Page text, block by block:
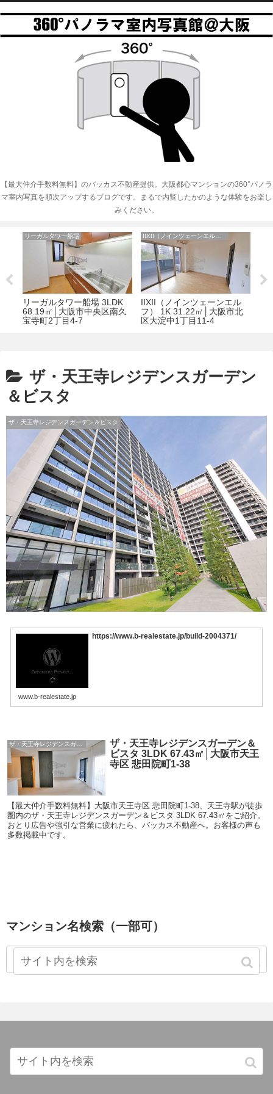
【最大仲介手数料無料】のバッカス不動産提供。大阪都心マンションの360°パノラ
マ室内写真を順次アップするブログです。まるで内覧したかのような体験をお楽し
みください。
リーガルタワー船場
リーガルタワー船場 3LDK
68.19㎡│大阪市中央区南久
宝寺町2丁目4-7
IIXII（ノインツェーンエルフ）
IIXII（ノインツェーンエル
フ） 1K 31.22㎡│大阪市北
区大淀中1丁目11-4
ザ・天王寺レジデンスガーデン
＆ビスタ
ザ・天王寺レジデンスガーデン＆ビスタ
https://www.b-realestate.jp/build-2004371/
www.b-realestate.jp
ザ・天王寺レジデンスガーデン＆
ビスタ 3LDK 67.43㎡│大阪市天王
寺区 悲田院町1-38
【最大仲介手数料無料】大阪市天王寺区 悲田院町1-38、天王寺駅が徒歩
圏内のザ・天王寺レジデンスガーデン＆ビスタ 3LDK 67.43㎡をご紹介。
おとり広告や強引な営業に疲れたら、バッカス不動産へ。お客様の声も
多数掲載中です。
マンション名検索（一部可）